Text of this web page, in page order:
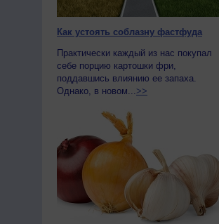
Как устоять соблазну фастфуда
Практически каждый из нас покупал
себе порцию картошки фри,
поддавшись влиянию ее запаха.
Однако, в новом... >>